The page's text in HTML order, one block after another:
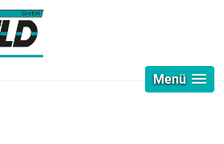
Menü